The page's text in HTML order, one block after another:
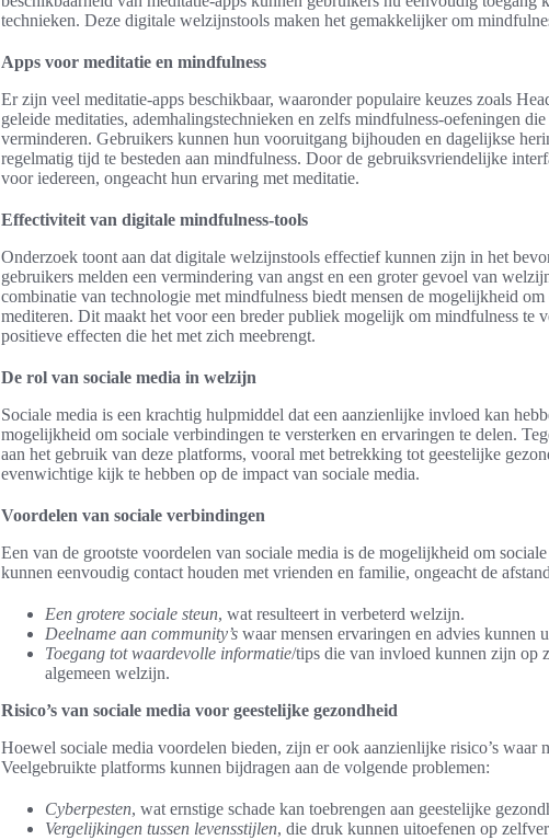
technieken. Deze digitale welzijnstools maken het gemakkelijker om
Apps voor meditatie en mindfulness
Er zijn veel meditatie-apps beschikbaar, waaronder populaire keuzes zoals
geleide meditaties, ademhalingstechnieken en zelfs mindfulness-oefeningen
verminderen. Gebruikers kunnen hun vooruitgang bijhouden en dagelijkse
regelmatig tijd te besteden aan mindfulness. Door de gebruiksvriendelijke
voor iedereen, ongeacht hun ervaring met meditatie.
Effectiviteit van digitale mindfulness-tools
Onderzoek toont aan dat digitale welzijnstools effectief kunnen zijn in het
gebruikers melden een vermindering van angst en een groter gevoel van
combinatie van technologie met mindfulness biedt mensen de mogelijkheid
mediteren. Dit maakt het voor een breder publiek mogelijk om mindfulness te
positieve effecten die het met zich meebrengt.
De rol van sociale media in welzijn
Sociale media is een krachtig hulpmiddel dat een aanzienlijke invloed kan
mogelijkheid om sociale verbindingen te versterken en ervaringen te delen.
aan het gebruik van deze platforms, vooral met betrekking tot geestelijke
evenwichtige kijk te hebben op de impact van sociale media.
Voordelen van sociale verbindingen
Een van de grootste voordelen van sociale media is de mogelijkheid om
kunnen eenvoudig contact houden met vrienden en familie, ongeacht de
Een grotere sociale steun, wat resulteert in verbeterd welzijn.
Deelname aan community’s waar mensen ervaringen en advies kunnen
Toegang tot waardevolle informatie/tips die van invloed kunnen zijn op
algemeen welzijn.
Risico’s van sociale media voor geestelijke gezondheid
Hoewel sociale media voordelen bieden, zijn er ook aanzienlijke risico’s waar
Veelgebruikte platforms kunnen bijdragen aan de volgende problemen:
Cyberpesten, wat ernstige schade kan toebrengen aan geestelijke
Vergelijkingen tussen levensstijlen, die druk kunnen uitoefenen op